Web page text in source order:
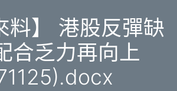
料】 港股反彈缺
合乏力再向上